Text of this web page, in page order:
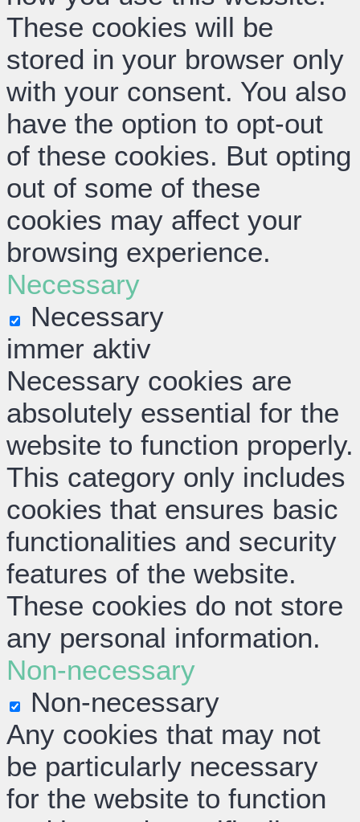
These cookies will be
stored in your browser only
with your consent. You also
have the option to opt-out
of these cookies. But opting
out of some of these
cookies may affect your
browsing experience.
Necessary
Necessary
immer aktiv
Necessary cookies are
absolutely essential for the
website to function properly.
This category only includes
cookies that ensures basic
functionalities and security
features of the website.
These cookies do not store
any personal information.
Non-necessary
Non-necessary
Any cookies that may not
be particularly necessary
for the website to function